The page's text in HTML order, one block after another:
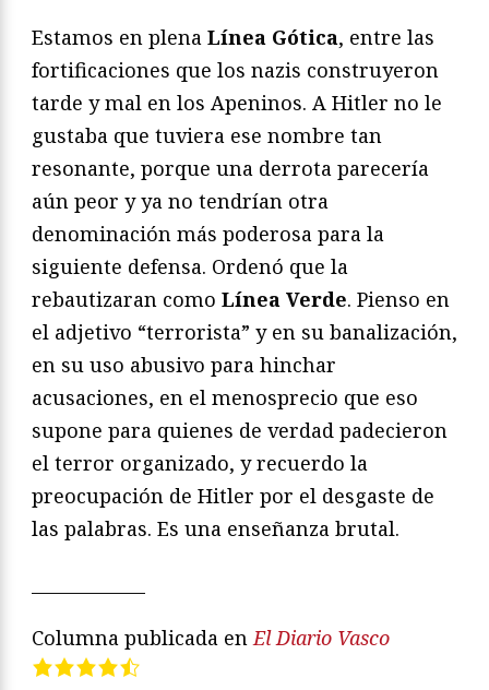
Estamos en plena Línea Gótica, entre las
fortificaciones que los nazis construyeron
tarde y mal en los Apeninos. A Hitler no le
gustaba que tuviera ese nombre tan
resonante, porque una derrota parecería
aún peor y ya no tendrían otra
denominación más poderosa para la
siguiente defensa. Ordenó que la
rebautizaran como Línea Verde. Pienso en
el adjetivo “terrorista” y en su banalización,
en su uso abusivo para hinchar
acusaciones, en el menosprecio que eso
supone para quienes de verdad padecieron
el terror organizado, y recuerdo la
preocupación de Hitler por el desgaste de
las palabras. Es una enseñanza brutal.
Columna publicada en El Diario Vasco